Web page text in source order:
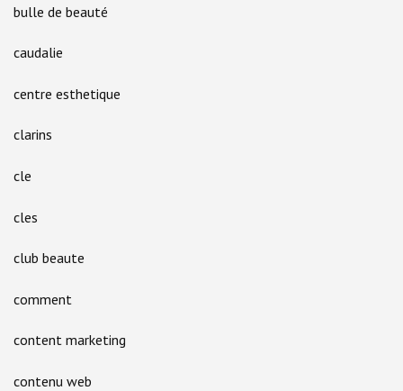
bulle de beauté
caudalie
centre esthetique
clarins
cle
cles
club beaute
comment
content marketing
contenu web